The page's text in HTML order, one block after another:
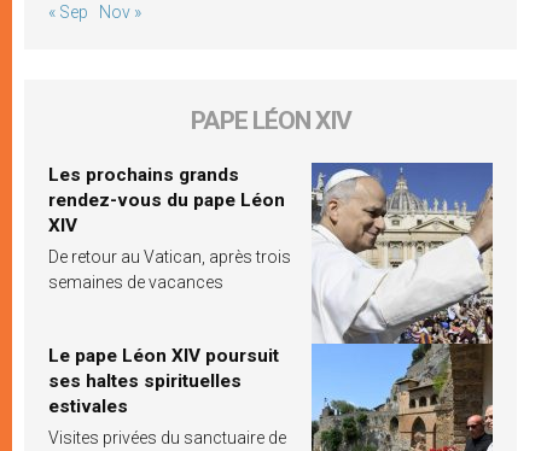
« Sep Nov »
PAPE LÉON XIV
Les prochains grands
rendez-vous du pape Léon
XIV
De retour au Vatican, après trois
semaines de vacances
Le pape Léon XIV poursuit
ses haltes spirituelles
estivales
Visites privées du sanctuaire de